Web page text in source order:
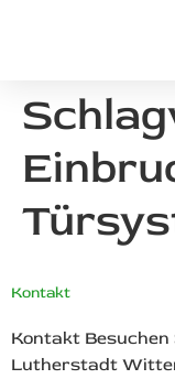
Kontakt
Kontakt
Lutherstadt